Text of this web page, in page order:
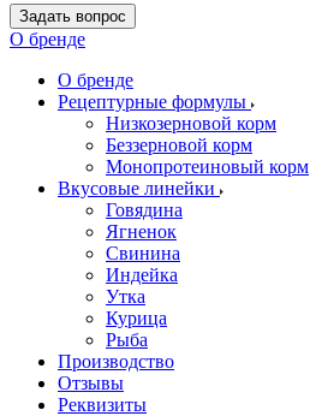
Задать вопрос
О бренде
О бренде
Рецептурные формулы
Низкозерновой корм
Беззерновой корм
Монопротеиновый корм
Вкусовые линейки
Говядина
Ягненок
Свинина
Индейка
Утка
Курица
Рыба
Производство
Отзывы
Реквизиты